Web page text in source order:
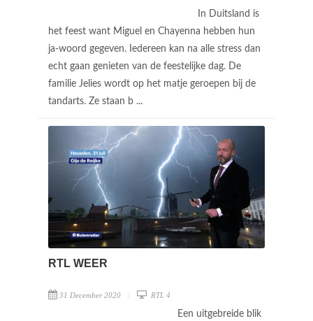
In Duitsland is
het feest want Miguel en Chayenna hebben hun
ja-woord gegeven. Iedereen kan na alle stress dan
echt gaan genieten van de feestelijke dag. De
familie Jelies wordt op het matje geroepen bij de
tandarts. Ze staan b ...
RTL WEER
31 December 2020 RTL 4
Een uitgebreide blik